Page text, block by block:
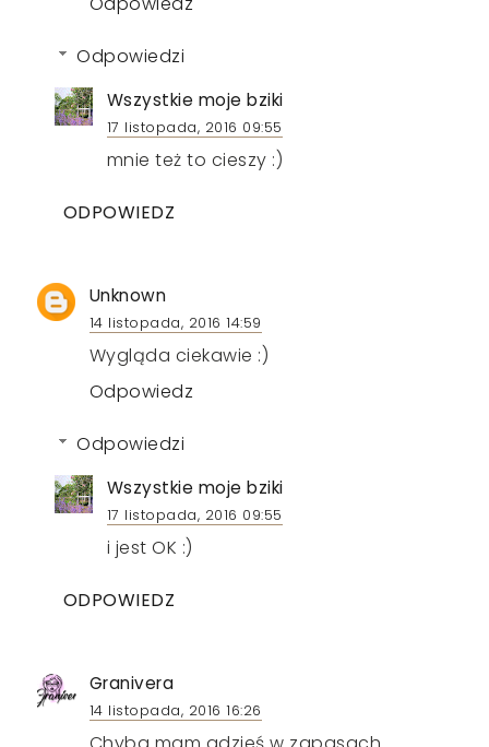
Odpowiedzi
Wszystkie moje bziki
17 listopada, 2016 09:55
mnie też to cieszy :)
ODPOWIEDZ
Unknown
14 listopada, 2016 14:59
Wygląda ciekawie :)
Odpowiedz
Odpowiedzi
Wszystkie moje bziki
17 listopada, 2016 09:55
i jest OK :)
ODPOWIEDZ
Granivera
14 listopada, 2016 16:26